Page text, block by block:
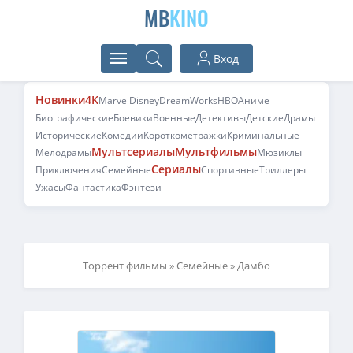
MBKINO
Вход
Новинки4KMarvelDisneyDreamWorksHBOАниме
БиографическиеБоевикиВоенныеДетективыДетскиеДрамы
ИсторическиеКомедииКороткометражкиКриминальные
МелодрамыМультсериалыМультфильмыМюзиклы
ПриключенияСемейныеСериалыСпортивныеТриллеры
УжасыФантастикаФэнтези
Торрент фильмы »Семейные» Дамбо